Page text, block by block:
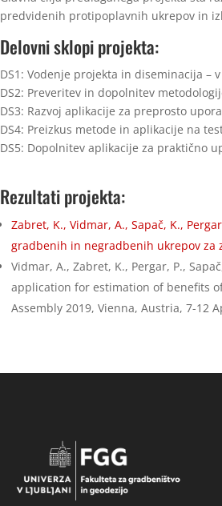
predvidenih protipoplavnih ukrepov in
Delovni sklopi projekta:
DS1: Vodenje projekta in diseminacija –
DS2: Preveritev in dopolnitev
DS3: Razvoj aplikacije za preprosto
DS4: Preizkus metode in aplikacije na
DS5: Dopolnitev aplikacije za praktično
Rezultati projekta:
Zabret, K., Vidmar, A., Sapač, K.,
gradbenih in negradbenih ukrepov za
Vidmar, A., Zabret, K., Pergar, P.,
application for estimation of benefits
Assembly 2019, Vienna, Austria, 7-12